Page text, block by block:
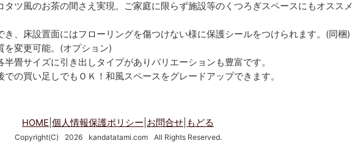
ツ風のお茶の間さえ実現。ご家庭に限らず施設等のくつろぎスペースにもオススメ
、床設置面にはフローリングを傷つけない様に保護シールをつけられます。(同梱)
を変更可能。(オプション)
畳サイズに引き出しタイプがありバリエーションも豊富です。
の買い足しでもＯＫ！和風スペースをグレードアップできます。
HOME 個人情報保護ポリシー お問合せ もどる
Copyright(C) 2026 kandatatami.com All Rights Reserved.